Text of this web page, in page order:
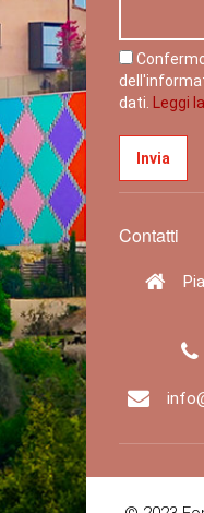
dati.
Leggi
Contatti